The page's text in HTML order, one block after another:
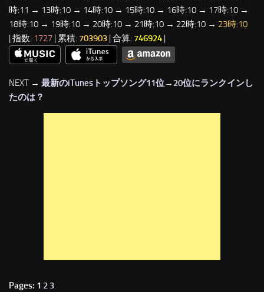
時:11 → 13時:10 → 14時:10 → 15時:10 → 16時:10 → 17時:10 →
18時:10 → 19時:10 → 20時:10 → 21時:10 → 22時:10 → 23時:10
| 指数: 1727 | 累積: 703903 | 合算: 746924 |
NEXT → 最新のiTunesトップソング11位→20位にランクインし
たのは？
Pages: 1 2 3